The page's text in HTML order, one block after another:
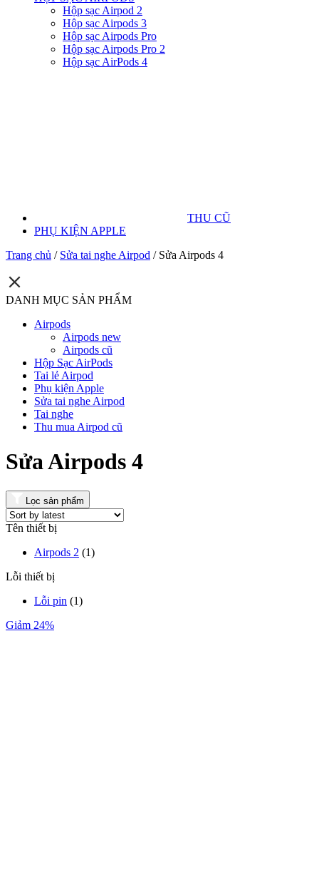
Hộp sạc Airpod 2
Hộp sạc Airpods 3
Hộp sạc Airpods Pro
Hộp sạc Airpods Pro 2
Hộp sạc AirPods 4
THU CŨ
PHỤ KIỆN APPLE
Trang chủ / Sửa tai nghe Airpod / Sửa Airpods 4
DANH MỤC SẢN PHẨM
Airpods
Airpods new
Airpods cũ
Hộp Sạc AirPods
Tai lẻ Airpod
Phụ kiện Apple
Sửa tai nghe Airpod
Tai nghe
Thu mua Airpod cũ
Sửa Airpods 4
Lọc sản phẩm
Tên thiết bị
Airpods 2 (1)
Lỗi thiết bị
Lỗi pin (1)
Giảm 24%